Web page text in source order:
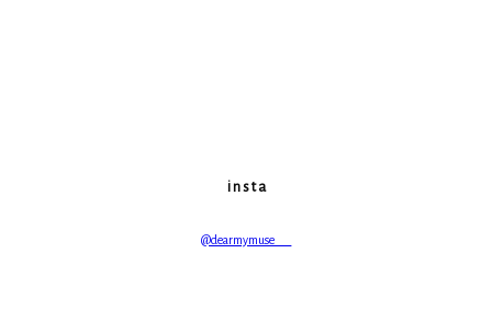
i n s t a
@dearmymuse___